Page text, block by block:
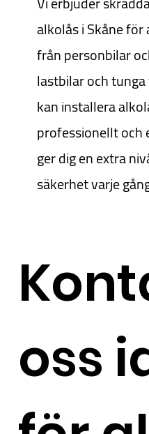
alkolås i Skåne
från personbilar
lastbilar och
kan installera
professionellt
ger dig en extra
säkerhet varje
oss